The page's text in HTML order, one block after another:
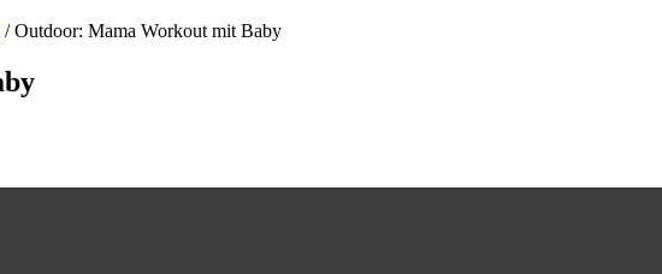
/Outdoor: Mama Workout mit Baby